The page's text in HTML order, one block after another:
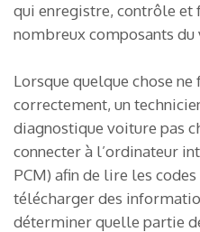
qui enregistre, contrôle et
nombreux composants du
Lorsque quelque chose ne
correctement, un
diagnostique voiture pas
connecter à l’ordinateur
PCM) afin de lire les
télécharger des
déterminer quelle partie